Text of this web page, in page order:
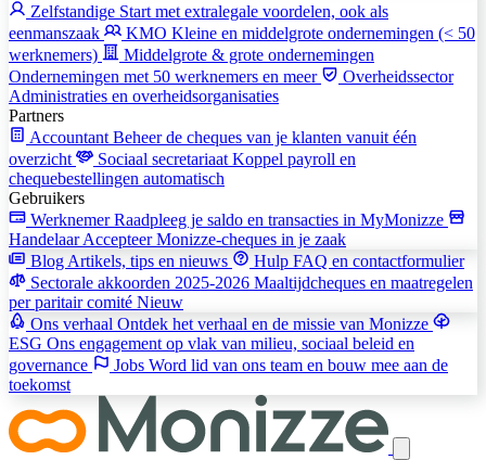
Zelfstandige Start met extralegale voordelen, ook als
eenmanszaak
KMO Kleine en middelgrote ondernemingen (< 50
werknemers)
Middelgrote & grote ondernemingen
Ondernemingen met 50 werknemers en meer
Overheidssector
Administraties en overheidsorganisaties
Partners
Accountant Beheer de cheques van je klanten vanuit één
overzicht
Sociaal secretariaat Koppel payroll en
chequebestellingen automatisch
Gebruikers
WerknemerRaadpleeg je saldo en transacties in MyMonizze
HandelaarAccepteer Monizze-cheques in je zaak
Blog Artikels, tips en nieuws Hulp FAQ en contactformulier
Sectorale akkoorden 2025-2026 Maaltijdcheques en maatregelen
per paritair comité Nieuw
Ons verhaal Ontdek het verhaal en de missie van Monizze
ESG Ons engagement op vlak van milieu, sociaal beleid en
governance
Jobs Word lid van ons team en bouw mee aan de
toekomst